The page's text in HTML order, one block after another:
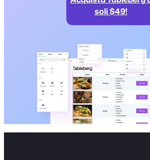
soli $49!